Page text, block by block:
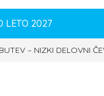
LETO 2027
– NIZKI DELOVNI